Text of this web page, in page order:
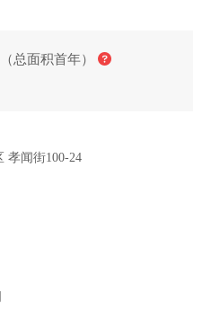
总面积首年）
孝闻街100-24